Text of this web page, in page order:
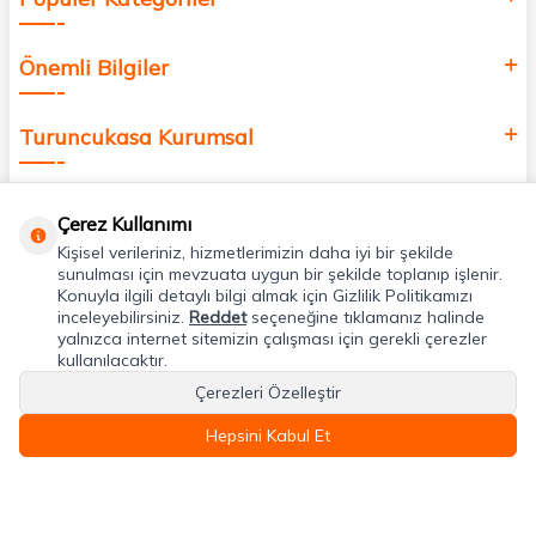
Önemli Bilgiler
Turuncukasa Kurumsal
Uygulamalarımız
Adres & İletişim
Çerez Kullanımı
Kişisel verileriniz, hizmetlerimizin daha iyi bir şekilde
sunulması için mevzuata uygun bir şekilde toplanıp işlenir.
Konuyla ilgili detaylı bilgi almak için Gizlilik Politikamızı
inceleyebilirsiniz. Reddetseçeneğine tıklamanız halinde
yalnızca internet sitemizin çalışması için gerekli çerezler
kullanılacaktır.
Çerezleri Özelleştir
Hepsini Kabul Et